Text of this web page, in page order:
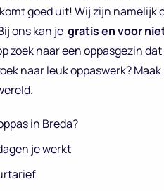
goed uit! Wij zijn namelijk
ons kan je gratis en voor
zoek naar een oppasgezin
naar leuk oppaswerk?
in Breda?
je werkt